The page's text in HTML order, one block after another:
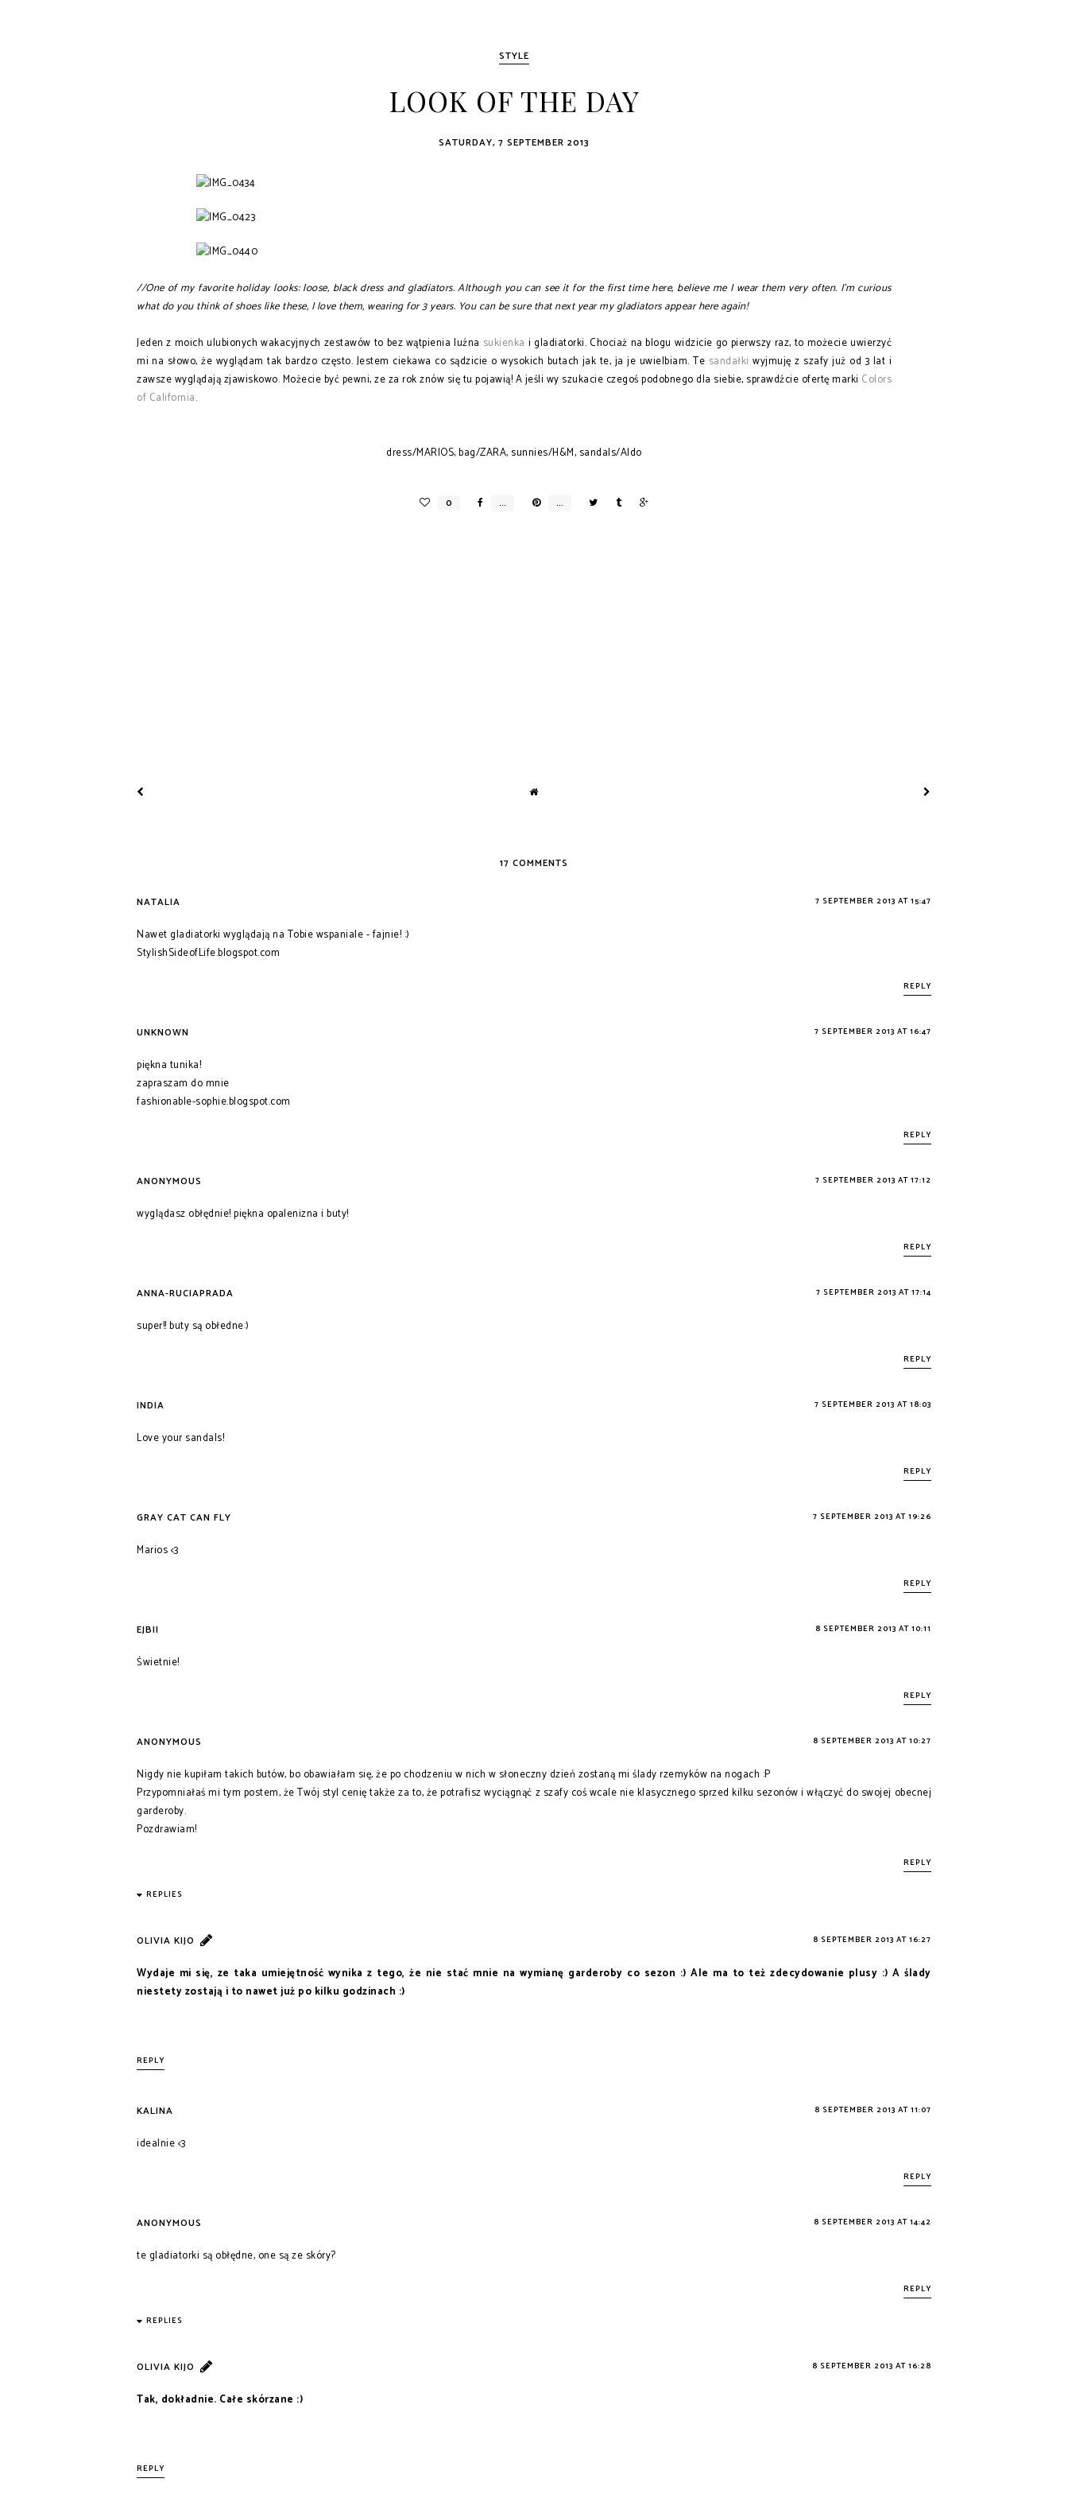
STYLE
LOOK OF THE DAY
SATURDAY, 7 SEPTEMBER 2013
//One of my favorite holiday looks: loose, black dress and gladiators. Although you can see it for the first time here, believe me I wear them very often. I'm curious
what do you think of shoes like these, I love them, wearing for 3 years. You can be sure that next year my gladiators appear here again!
Jeden z moich ulubionych wakacyjnych zestawów to bez wątpienia luźna sukienka i gladiatorki. Chociaż na blogu widzicie go pierwszy raz, to możecie uwierzyć
mi na słowo, że wyglądam tak bardzo często. Jestem ciekawa co sądzicie o wysokich butach jak te, ja je uwielbiam. Te sandałki wyjmuję z szafy już od 3 lat i
zawsze wyglądają zjawiskowo. Możecie być pewni, ze za rok znów się tu pojawią! A jeśli wy szukacie czegoś podobnego dla siebie, sprawdźcie ofertę marki Colors
of California.
dress/MARIOS, bag/ZARA, sunnies/H&M, sandals/Aldo
17 COMMENTS
NATALIA 7 SEPTEMBER 2013 AT 15:47
Nawet gladiatorki wyglądają na Tobie wspaniale - fajnie! :)
StylishSideofLife.blogspot.com
REPLY
UNKNOWN 7 SEPTEMBER 2013 AT 16:47
piękna tunika!
zapraszam do mnie
fashionable-sophie.blogspot.com
REPLY
ANONYMOUS 7 SEPTEMBER 2013 AT 17:12
wyglądasz obłędnie! piękna opalenizna i buty!
REPLY
ANNA-RUCIAPRADA 7 SEPTEMBER 2013 AT 17:14
super!! buty są obłedne:)
REPLY
INDIA 7 SEPTEMBER 2013 AT 18:03
Love your sandals!
REPLY
GRAY CAT CAN FLY 7 SEPTEMBER 2013 AT 19:26
Marios <3
REPLY
EJBII 8 SEPTEMBER 2013 AT 10:11
Świetnie!
REPLY
ANONYMOUS 8 SEPTEMBER 2013 AT 10:27
Nigdy nie kupiłam takich butów, bo obawiałam się, że po chodzeniu w nich w słoneczny dzień zostaną mi ślady rzemyków na nogach :P
Przypomniałaś mi tym postem, że Twój styl cenię także za to, że potrafisz wyciągnąć z szafy coś wcale nie klasycznego sprzed kilku sezonów i włączyć do swojej obecnej
garderoby.
Pozdrawiam!
REPLY
REPLIES
OLIVIA KIJO 8 SEPTEMBER 2013 AT 16:27
Wydaje mi się, ze taka umiejętność wynika z tego, że nie stać mnie na wymianę garderoby co sezon :) Ale ma to też zdecydowanie plusy :) A ślady
niestety zostają i to nawet już po kilku godzinach :)
REPLY
KALINA 8 SEPTEMBER 2013 AT 11:07
idealnie <3
REPLY
ANONYMOUS 8 SEPTEMBER 2013 AT 14:42
te gladiatorki są obłędne, one są ze skóry?
REPLY
REPLIES
OLIVIA KIJO 8 SEPTEMBER 2013 AT 16:28
Tak, dokładnie. Całe skórzane :)
REPLY